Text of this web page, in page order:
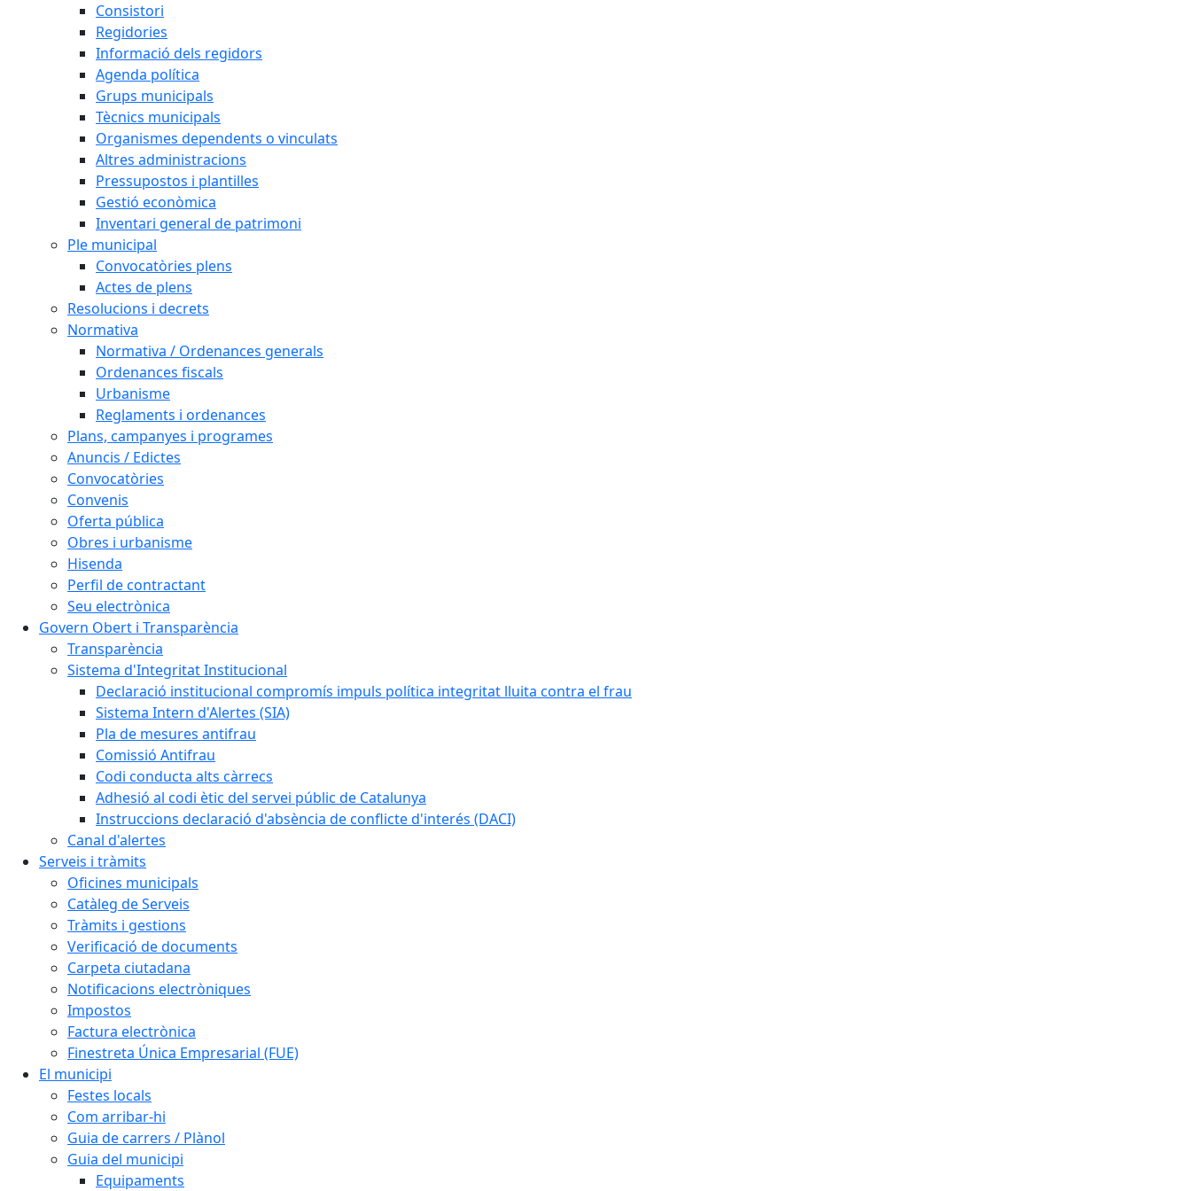
Consistori
Regidories
Informació dels regidors
Agenda política
Grups municipals
Tècnics municipals
Organismes dependents o vinculats
Altres administracions
Pressupostos i plantilles
Gestió econòmica
Inventari general de patrimoni
Ple municipal
Convocatòries plens
Actes de plens
Resolucions i decrets
Normativa
Normativa / Ordenances generals
Ordenances fiscals
Urbanisme
Reglaments i ordenances
Plans, campanyes i programes
Anuncis / Edictes
Convocatòries
Convenis
Oferta pública
Obres i urbanisme
Hisenda
Perfil de contractant
Seu electrònica
Govern Obert i Transparència
Transparència
Sistema d'Integritat Institucional
Declaració institucional compromís impuls política integritat lluita contra el frau
Sistema Intern d'Alertes (SIA)
Pla de mesures antifrau
Comissió Antifrau
Codi conducta alts càrrecs
Adhesió al codi ètic del servei públic de Catalunya
Instruccions declaració d'absència de conflicte d'interés (DACI)
Canal d'alertes
Serveis i tràmits
Oficines municipals
Catàleg de Serveis
Tràmits i gestions
Verificació de documents
Carpeta ciutadana
Notificacions electròniques
Impostos
Factura electrònica
Finestreta Única Empresarial (FUE)
El municipi
Festes locals
Com arribar-hi
Guia de carrers / Plànol
Guia del municipi
Equipaments